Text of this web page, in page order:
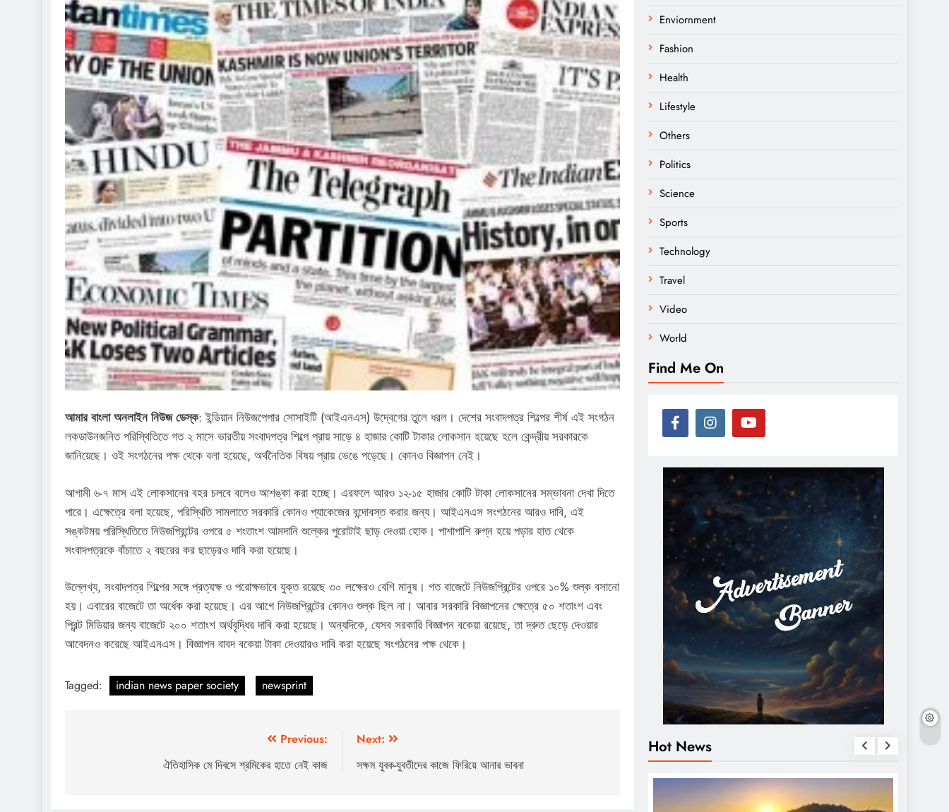
আমার বাংলা অনলাইন নিউজ ডেস্ক: ইন্ডিয়ান নিউজপেপার সোসাইটি (আইএনএস) উদ্বেগের তুলে ধরল। দেশের সংবাদপত্র শিল্পের শীর্ষ এই সংগঠন
লকডাউনজনিত পরিস্থিতিতে গত ২ মাসে ভারতীয় সংবাদপত্র শিল্পে প্রায় সাড়ে ৪ হাজার কোটি টাকার লোকসান হয়েছে হলে কেন্দ্রীয় সরকারকে
জানিয়েছে। ওই সংগঠনের পক্ষ থেকে বলা হয়েছে, অর্থনৈতিক বিষয় প্রায় ভেঙে পড়েছে। কোনও বিজ্ঞাপন নেই।
আগামী ৬-৭ মাস এই লোকসানের বহর চলবে বলেও আশঙ্কা করা হচ্ছে। এরফলে আরও ১২-১৫ হাজার কোটি টাকা লোকসানের সম্ভাবনা দেখা দিতে
পারে। এক্ষেত্রে বলা হয়েছে, পরিস্থিতি সামলাতে সরকারি কোনও প্যাকেজের বন্দোবস্ত করার জন্য। আইএনএস সংগঠনের আরও দাবি, এই
সঙ্কটময় পরিস্থিতিতে নিউজপ্রিন্টের ওপরে ৫ শংতাংশ আমদানি শুল্কের পুরোটাই ছাড় দেওয়া হোক। পাশাপাশি রুগ্ন হয়ে পড়ার হাত থেকে
সংবাদপত্রকে বাঁচাতে ২ বছরের কর ছাড়েরও দাবি করা হয়েছে।
উল্লেখ্য, সংবাদপত্র শিল্পের সঙ্গে প্রত্যক্ষ ও পরোক্ষভাবে যুক্ত রয়েছে ৩০ লক্ষেরও বেশি মানুষ। গত বাজেটে নিউজপ্রিন্টের ওপরে ১০% শুল্ক বসানো
হয়। এবারের বাজেটে তা অর্ধেক করা হয়েছে। এর আগে নিউজপ্রিন্টের কোনও শুল্ক ছিল না। আবার সরকারি বিজ্ঞাপনের ক্ষেত্রে ৫০ শতাংশ এবং
প্রিন্ট মিডিয়ার জন্য বাজেটে ২০০ শতাংশ অর্থবৃদ্ধির দাবি করা হয়েছে। অন্যদিকে, যেসব সরকারি বিজ্ঞাপন বকেয়া রয়েছে, তা দ্রুত ছেড়ে দেওয়ার
আবেদনও করেছে আইএনএস। বিজ্ঞাপন বাবদ বকেয়া টাকা দেওয়ারও দাবি করা হয়েছে সংগঠনের পক্ষ থেকে।
Tagged: indian news paper society newsprint
Previous:
ঐতিহাসিক মে দিবসে শ্রমিকের হাতে নেই কাজ
Next:
সক্ষম যুবক-যুবতীদের কাজে ফিরিয়ে আনার ভাবনা
Enviornment
Fashion
Health
Lifestyle
Others
Politics
Science
Sports
Technology
Travel
Video
World
Find Me On
Hot News